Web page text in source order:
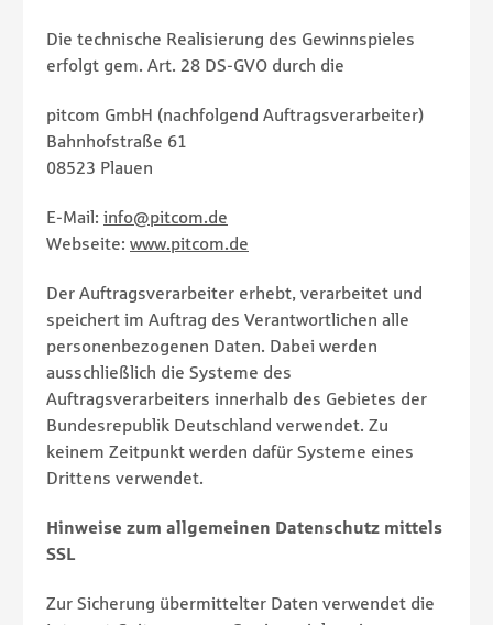
Die technische Realisierung des Gewinnspieles
erfolgt gem. Art. 28 DS-GVO durch die
pitcom GmbH (nachfolgend Auftragsverarbeiter)
Bahnhofstraße 61
08523 Plauen
E-Mail: info@pitcom.de
Webseite: www.pitcom.de
Der Auftragsverarbeiter erhebt, verarbeitet und
speichert im Auftrag des Verantwortlichen alle
personenbezogenen Daten. Dabei werden
ausschließlich die Systeme des
Auftragsverarbeiters innerhalb des Gebietes der
Bundesrepublik Deutschland verwendet. Zu
keinem Zeitpunkt werden dafür Systeme eines
Drittens verwendet.
Hinweise zum allgemeinen Datenschutz mittels
SSL
Zur Sicherung übermittelter Daten verwendet die